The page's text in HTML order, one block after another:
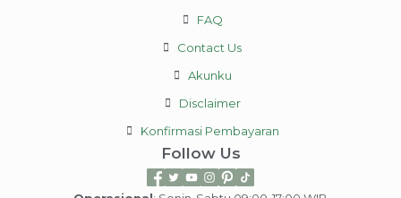
FAQ
Contact Us
Akunku
Disclaimer
Konfirmasi Pembayaran
Follow Us